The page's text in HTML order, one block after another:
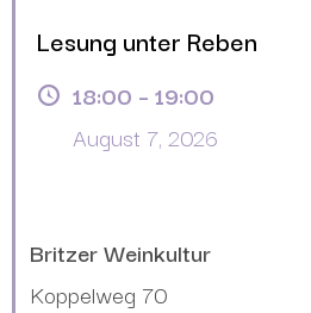
Lesung unter Reben
18:00 – 19:00
August 7, 2026
Britzer Weinkultur
Koppelweg 70